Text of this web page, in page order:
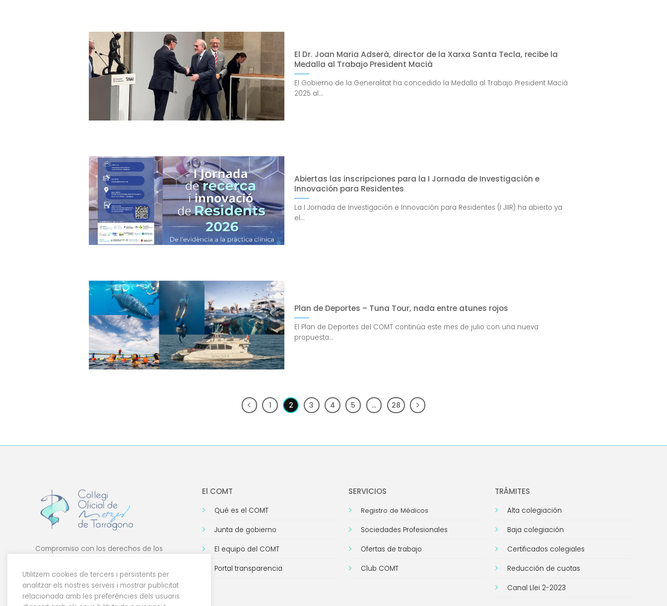
El Dr. Joan Maria Adserà, director de la Xarxa Santa Tecla, recibe la
Medalla al Trabajo President Macià
El Gobierno de la Generalitat ha concedido la Medalla al Trabajo President Macià
2025 al...
Abiertas las inscripciones para la I Jornada de Investigación e
Innovación para Residentes
La I Jornada de Investigación e Innovación para Residentes (I JIIR) ha abierto ya
el...
Plan de Deportes – Tuna Tour, nada entre atunes rojos
El Plan de Deportes del COMT continúa este mes de julio con una nueva
propuesta...
1 2 3 4 5 … 28
Compromiso con los derechos de los
la tecnología.
El COMT
Qué es el COMT
Junta de gobierno
El equipo del COMT
Portal transparencia
SERVICIOS
Registro de Médicos
Sociedades Profesionales
Ofertas de trabajo
Club COMT
TRÁMITES
Alta colegiación
Baja colegiación
Certificados colegiales
Reducción de cuotas
Canal Llei 2-2023
Utilitzem cookies de tercers i persistents per
analitzar els nostres serveis i mostrar publicitat
relacionada amb les preferències dels usuaris